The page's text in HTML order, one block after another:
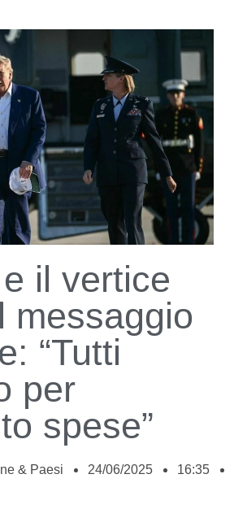
il vertice
messaggio
“Tutti
per
spese”
& Paesi 24/06/2025
16:35